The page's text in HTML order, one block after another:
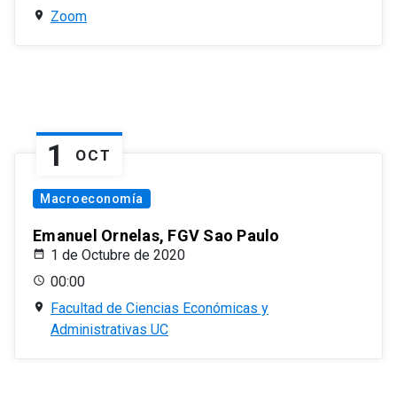
Zoom
1 OCT
Macroeconomía
Emanuel Ornelas, FGV Sao Paulo
1 de Octubre de 2020
00:00
Facultad de Ciencias Económicas y
Administrativas UC